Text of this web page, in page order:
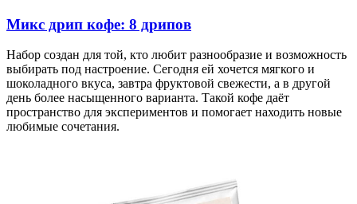
Микс дрип кофе: 8 дрипов
Набор создан для той, кто любит разнообразие и возможность
выбирать под настроение. Сегодня ей хочется мягкого и
шоколадного вкуса, завтра фруктовой свежести, а в другой
день более насыщенного варианта. Такой кофе даёт
пространство для экспериментов и помогает находить новые
любимые сочетания.